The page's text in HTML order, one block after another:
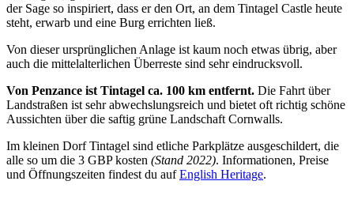
der Sage so inspiriert, dass er den Ort, an dem Tintagel Castle heute
steht, erwarb und eine Burg errichten ließ.
Von dieser ursprünglichen Anlage ist kaum noch etwas übrig, aber
auch die mittelalterlichen Überreste sind sehr eindrucksvoll.
Von Penzance ist Tintagel ca. 100 km entfernt. Die Fahrt über
Landstraßen ist sehr abwechslungsreich und bietet oft richtig schöne
Aussichten über die saftig grüne Landschaft Cornwalls.
Im kleinen Dorf Tintagel sind etliche Parkplätze ausgeschildert, die
alle so um die 3 GBP kosten (Stand 2022). Informationen, Preise
und Öffnungszeiten findest du aufEnglish Heritage.